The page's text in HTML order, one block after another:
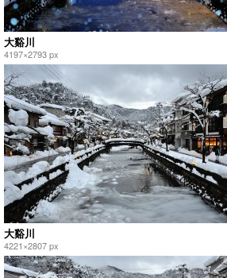
大谿川
4197×2793 px
大谿川
4221×2807 px